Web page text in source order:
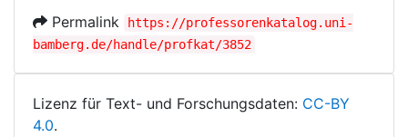
Permalink
https://professorenkatalog.uni-
bamberg.de/handle/profkat/3852
Lizenz für Text- und Forschungsdaten: CC-BY
4.0.